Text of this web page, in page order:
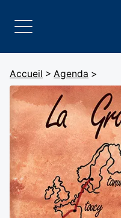
Accueil > Agenda >